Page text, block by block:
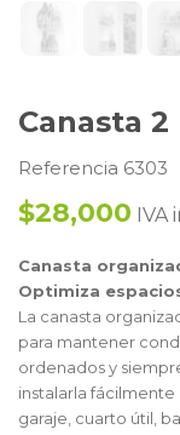
Canasta
Referencia 6303
$28,000 IVA
Canasta
Optimiza
La canasta
para mantener
ordenados y
instalarla
garaje, cuarto útil,